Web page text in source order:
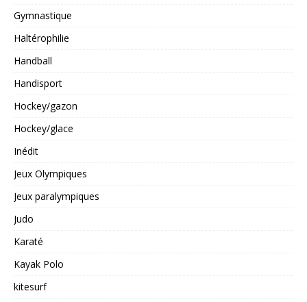
Gymnastique
Haltérophilie
Handball
Handisport
Hockey/gazon
Hockey/glace
Inédit
Jeux Olympiques
Jeux paralympiques
Judo
Karaté
Kayak Polo
kitesurf